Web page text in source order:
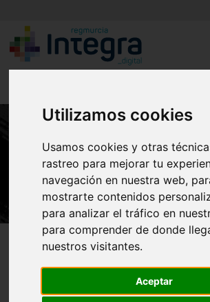
Utilizamos cookies
Usamos cookies y otras
rastreo para mejorar tu
navegación en nuestra web,
mostrarte contenidos
para analizar el tráfico en
para comprender de donde
nuestros visitantes.
Aceptar
HISTORIA
Begastri, la ciudad
Región de Murcia Digital Historia
perdida